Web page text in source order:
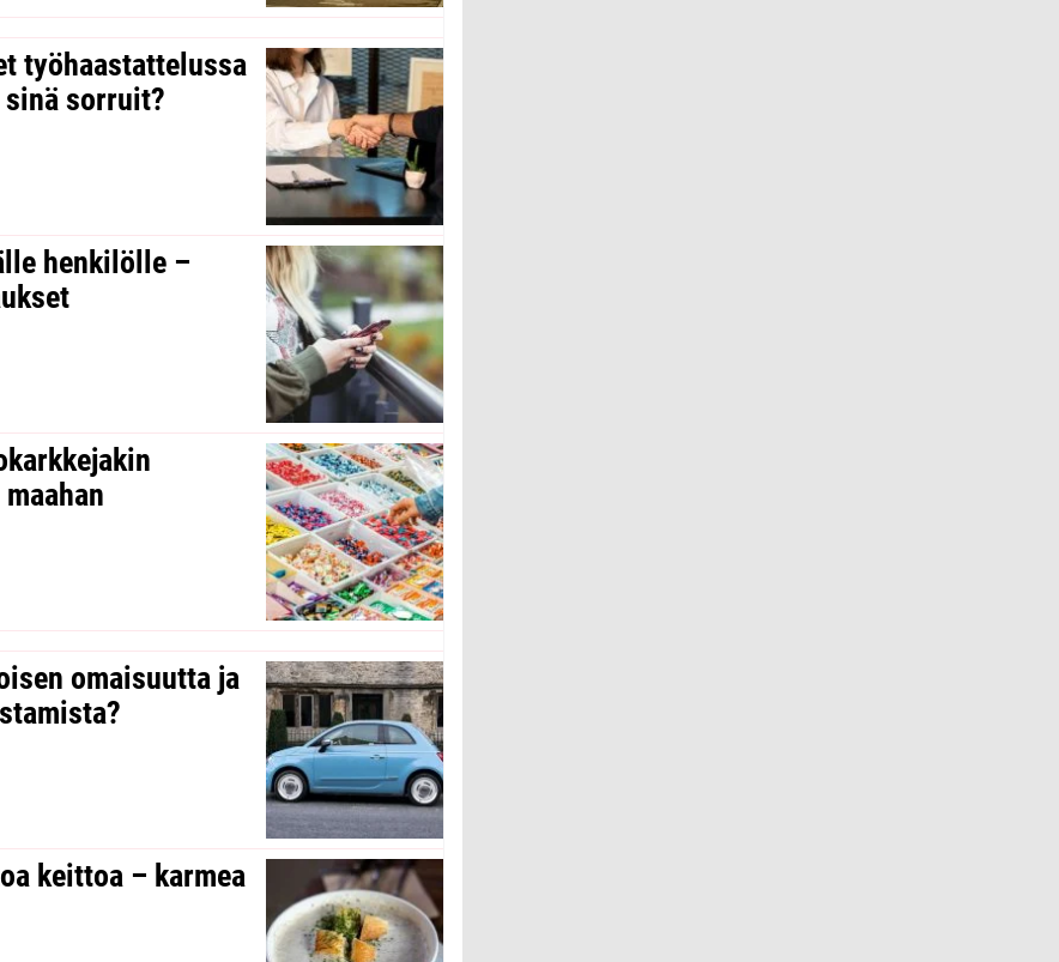
työhaastattelussa
sorruit?
henkilölle –
omaisuutta ja
keittoa – karmea